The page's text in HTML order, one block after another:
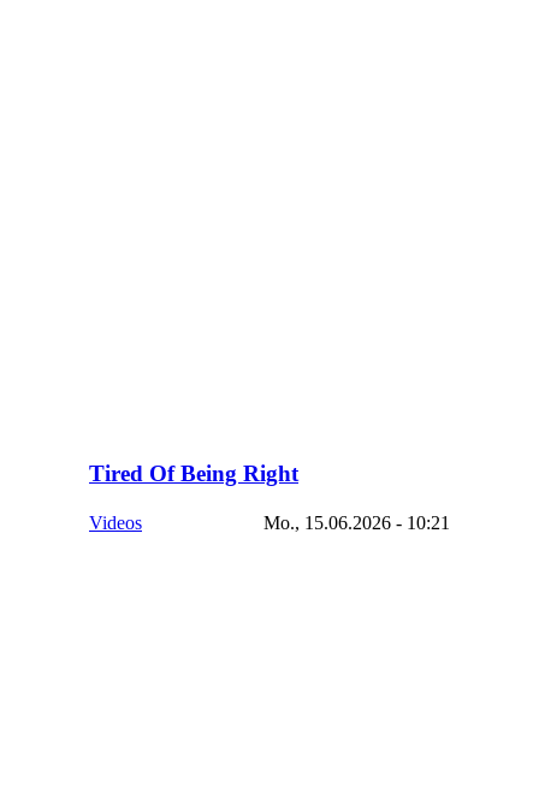
Tired Of Being Right
Videos Mo., 15.06.2026 - 10:21